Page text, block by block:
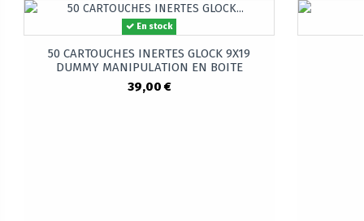
En stock
50 CARTOUCHES INERTES GLOCK 9X19
DUMMY MANIPULATION EN BOITE
39,00 €